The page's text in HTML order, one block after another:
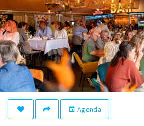
Eten
Drinken
Slapen
Recreatief
Winkels
Winkelgebiedenevent Agenda